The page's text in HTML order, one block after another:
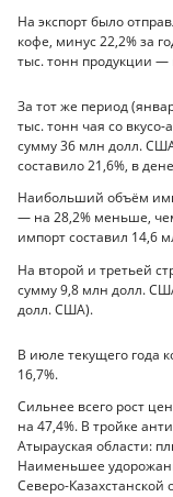
На экспорт было
кофе, минус 22,2% за
тыс. тонн продукции
За тот же период
тыс. тонн чая со
сумму 36 млн долл.
составило 21,6%, в
Наибольший объём
— на 28,2% меньше,
импорт составил 14,6
На второй и третьей
сумму 9,8 млн долл.
долл. США).
В июле текущего года
16,7%.
Сильнее всего рост
на 47,4%. В тройке
Атырауская области:
Наименьшее
Северо-Казахстанской